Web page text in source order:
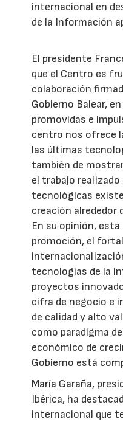
internacional en
de la Información
El presidente
que el Centro es
colaboración
Gobierno Balear,
promovidas e
centro nos ofrece
las últimas
también de
el trabajo realizado
tecnológicas
creación alrededor
En su opinión,
promoción, el
tecnologías de la
proyectos
cifra de negocio e
de calidad y alto
como paradigma
económico de
Gobierno está
María Garaña,
Ibérica, ha
internacional que